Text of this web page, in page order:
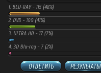
1. BLU-RAY - 115 (48%)
2. DVD - 100 (41%)
3. ULTRA HD - 17 (7%)
4. 3D Blu-ray - 7 (2%)
ОТВЕТИТЬ РЕЗУЛЬТАТЫ